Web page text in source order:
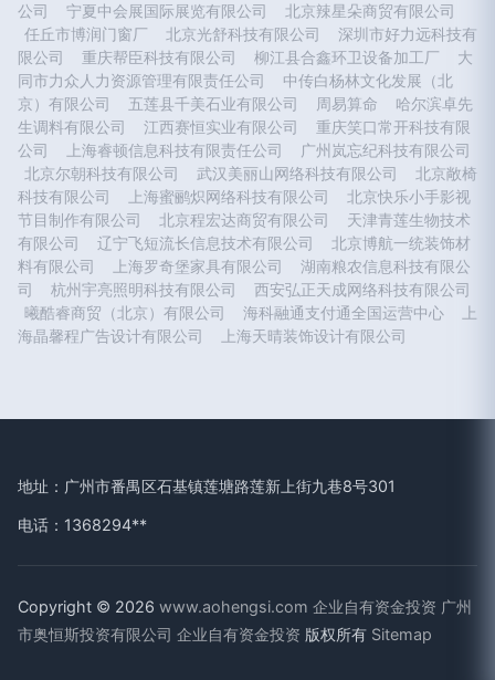
公司
宁夏中会展国际展览有限公司
北京辣星朵商贸有限公司
任丘市博润门窗厂
北京光舒科技有限公司
深圳市好力远科技有
限公司
重庆帮臣科技有限公司 柳江县合鑫环卫设备加工厂
大
同市力众人力资源管理有限责任公司
中传白杨林文化发展（北
京）有限公司
五莲县千美石业有限公司 周易算命
哈尔滨卓先
生调料有限公司
江西赛恒实业有限公司
重庆笑口常开科技有限
公司
上海睿顿信息科技有限责任公司
广州岚忘纪科技有限公司
北京尔朝科技有限公司
武汉美丽山网络科技有限公司
北京敞椅
科技有限公司
上海蜜鹂炽网络科技有限公司
北京快乐小手影视
节目制作有限公司
北京程宏达商贸有限公司
天津青莲生物技术
有限公司
辽宁飞短流长信息技术有限公司
北京博航一统装饰材
料有限公司
上海罗奇堡家具有限公司
湖南粮农信息科技有限公
司
杭州宇亮照明科技有限公司
西安弘正天成网络科技有限公司
曦酷睿商贸（北京）有限公司
海科融通支付通全国运营中心
上
海晶馨程广告设计有限公司
上海天晴装饰设计有限公司
地址：广州市番禺区石基镇莲塘路莲新上街九巷8号301
电话：1368294**
Copyright © 2026 www.aohengsi.com 企业自有资金投资 广州
市奥恒斯投资有限公司 企业自有资金投资 版权所有 Sitemap